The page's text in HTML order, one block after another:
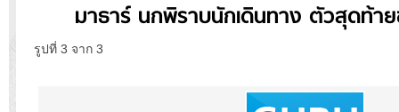
มาธาร์ นกพิราบนักเดินทาง ตัวสุดท้า
รูปที่ 3 จาก 3